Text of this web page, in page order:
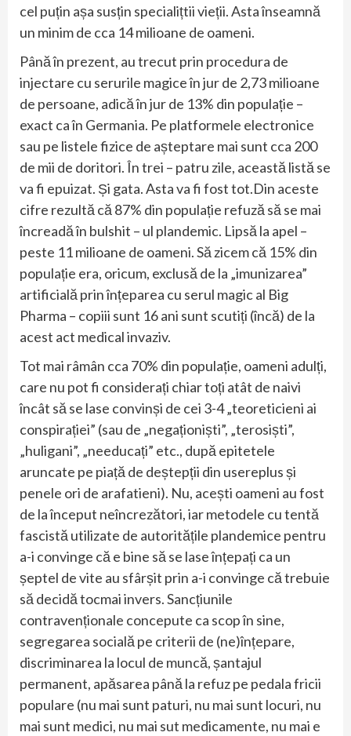
cel puțin așa susțin specialițtii vieții. Asta înseamnă
un minim de cca 14 milioane de oameni.
Până în prezent, au trecut prin procedura de
injectare cu serurile magice în jur de 2,73 milioane
de persoane, adică în jur de 13% din populație –
exact ca în Germania. Pe platformele electronice
sau pe listele fizice de așteptare mai sunt cca 200
de mii de doritori. În trei – patru zile, această listă se
va fi epuizat. Și gata. Asta va fi fost tot.Din aceste
cifre rezultă că 87% din populație refuză să se mai
încreadă în bulshit – ul plandemic. Lipsă la apel –
peste 11 milioane de oameni. Să zicem că 15% din
populație era, oricum, exclusă de la „imunizarea”
artificială prin înțeparea cu serul magic al Big
Pharma – copiii sunt 16 ani sunt scutiți (încă) de la
acest act medical invaziv.
Tot mai râmân cca 70% din populație, oameni adulți,
care nu pot fi considerați chiar toți atât de naivi
încât să se lase convinși de cei 3-4 „teoreticieni ai
conspirației” (sau de „negaționiști”, „terosiști”,
„huligani”, „needucați” etc., după epitetele
aruncate pe piață de deștepții din usereplus și
penele ori de arafatieni). Nu, acești oameni au fost
de la început neîncrezători, iar metodele cu tentă
fascistă utilizate de autoritățile plandemice pentru
a-i convinge că e bine să se lase înțepați ca un
șeptel de vite au sfârșit prin a-i convinge că trebuie
să decidă tocmai invers. Sancțiunile
contravenționale concepute ca scop în sine,
segregarea socială pe criterii de (ne)înțepare,
discriminarea la locul de muncă, șantajul
permanent, apăsarea până la refuz pe pedala fricii
populare (nu mai sunt paturi, nu mai sunt locuri, nu
mai sunt medici, nu mai sut medicamente, nu mai e